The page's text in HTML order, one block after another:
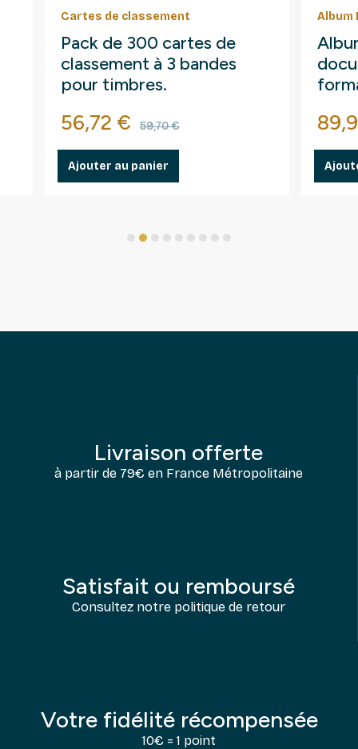
Cartes de classement
Pack de 300 cartes de
classement à 3 bandes
pour timbres.
Prix
56,72 € Prix de base
59,70 €
Ajouter au panier
Album
Prix
Livraison offerte
à partir de 79€ en France Métropolitaine
Satisfait ou remboursé
Consultez notre politique de retour
Votre fidélité récompensée
10€ = 1 point